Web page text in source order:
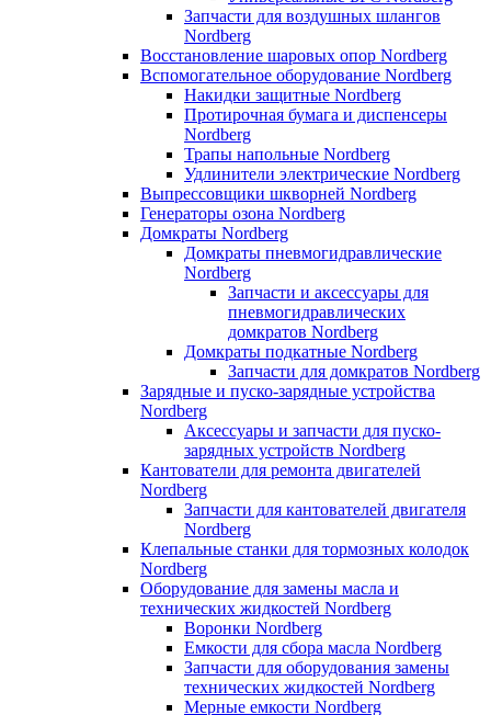
Запчасти для воздушных шлангов
Nordberg
Восстановление шаровых опор Nordberg
Вспомогательное оборудование Nordberg
Накидки защитные Nordberg
Протирочная бумага и диспенсеры
Nordberg
Трапы напольные Nordberg
Удлинители электрические Nordberg
Выпрессовщики шкворней Nordberg
Генераторы озона Nordberg
Домкраты Nordberg
Домкраты пневмогидравлические
Nordberg
Запчасти и аксессуары для
пневмогидравлических
домкратов Nordberg
Домкраты подкатные Nordberg
Запчасти для домкратов Nordberg
Зарядные и пуско-зарядные устройства
Nordberg
Аксессуары и запчасти для пуско-
зарядных устройств Nordberg
Кантователи для ремонта двигателей
Nordberg
Запчасти для кантователей двигателя
Nordberg
Клепальные станки для тормозных колодок
Nordberg
Оборудование для замены масла и
технических жидкостей Nordberg
Воронки Nordberg
Емкости для сбора масла Nordberg
Запчасти для оборудования замены
технических жидкостей Nordberg
Мерные емкости Nordberg